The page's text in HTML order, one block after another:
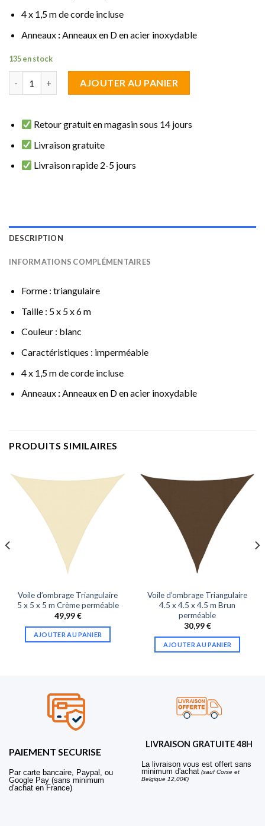
4 x 1,5 m de corde incluse
Anneaux: Anneaux en D en acier inoxydable
135 en stock
AJOUTER AU PANIER
Retour gratuit en magasin sous 14 jours
Livraison gratuite
Livraison rapide 2-5 jours
DESCRIPTION
INFORMATIONS COMPLÉMENTAIRES
Forme : triangulaire
Taille : 5 x 5 x 6 m
Couleur : blanc
Caractéristiques : imperméable
4 x 1,5 m de corde incluse
Anneaux:Anneaux en D en acier inoxydable
PRODUITS SIMILAIRES
Voile d’ombrage Triangulaire
5 x 5 x 5 m Crème perméable
49,99€
AJOUTER AU PANIER
Voile d’ombrage Triangulaire
4.5 x 4.5 x 4.5 m Brun
perméable
30,99€
AJOUTER AU PANIER
PAIEMENT SECURISE
Par carte bancaire, Paypal, ou
Google Pay (sans minimum
d'achat en France)
LIVRAISON GRATUITE 48H
La livraison vous est offert sans
minimum d'achat (sauf Corse et
Belgique 12,00€)